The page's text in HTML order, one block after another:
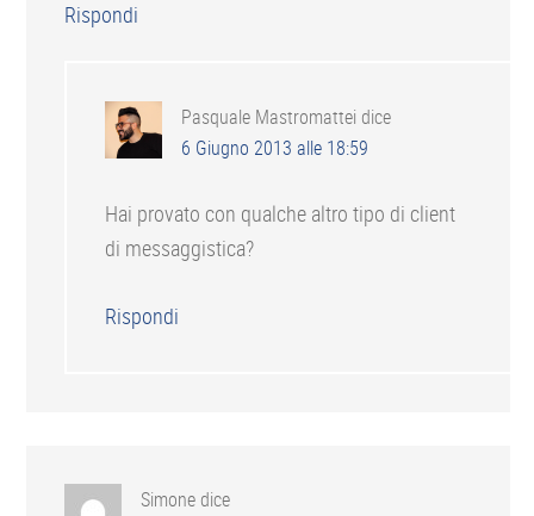
Rispondi
Pasquale Mastromattei dice
6 Giugno 2013 alle 18:59
Hai provato con qualche altro tipo di client
di messaggistica?
Rispondi
Simone dice